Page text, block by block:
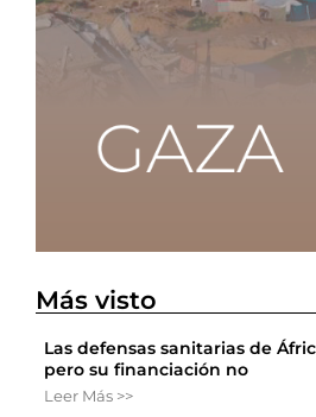
Más visto
Las defensas sanitarias de
pero su financiación no
Leer Más >>